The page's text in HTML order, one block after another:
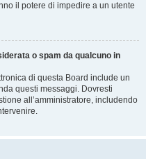
il potere di impedire a un utente
o spam da qualcuno in
di questa Board include un
questi messaggi. Dovresti
all’amministratore, includendo